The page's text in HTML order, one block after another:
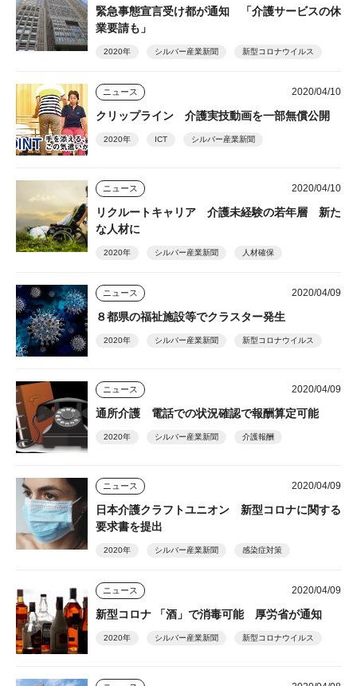
緊急事態宣言受け都が通知 「介護サービスの休
業要請も」
2020年 シルバー産業新聞 新型コロナウイルス
ニュース 2020/04/10
クリップライン 介護実技動画を一部無償公開
2020年 ICT シルバー産業新聞
ニュース 2020/04/10
リクルートキャリア 介護未経験の若年層 新た
な人材に
2020年 シルバー産業新聞 人材確保
ニュース 2020/04/09
８都県の福祉施設等でクラスター発生
2020年 シルバー産業新聞 新型コロナウイルス
ニュース 2020/04/09
通所介護 電話での状況確認で報酬算定可能
2020年 シルバー産業新聞 介護報酬
ニュース 2020/04/09
日本介護クラフトユニオン 新型コロナに関する
要求書を提出
2020年 シルバー産業新聞 感染症対策
ニュース 2020/04/09
新型コロナ 「酒」で消毒可能 厚労省が通知
2020年 シルバー産業新聞 新型コロナウイルス